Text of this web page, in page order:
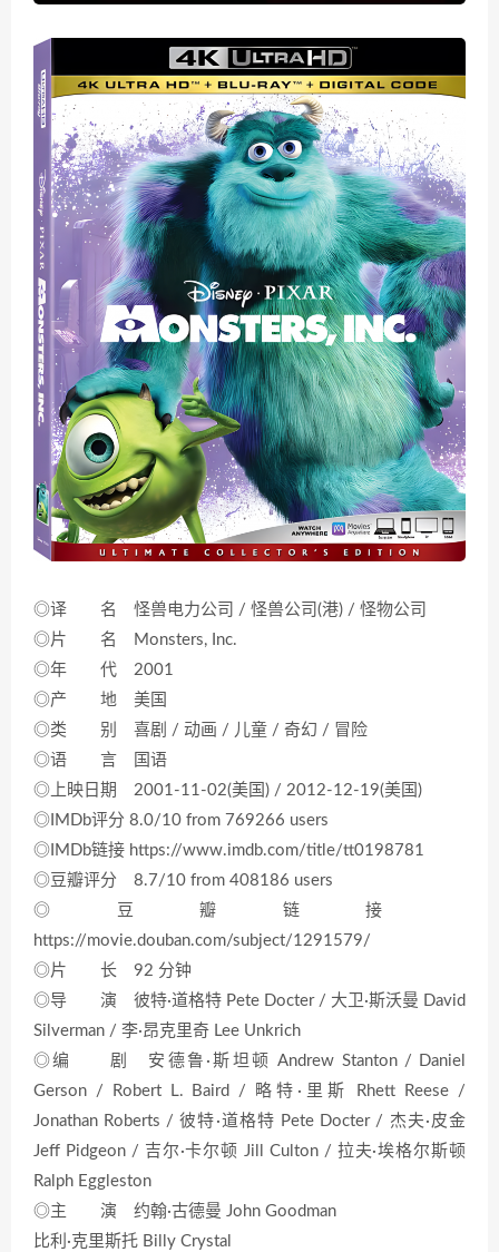
◎译 名 怪兽电力公司 / 怪兽公司(港) / 怪物公司
◎片 名 Monsters, Inc.
◎年 代 2001
◎产 地 美国
◎类 别 喜剧 / 动画 / 儿童 / 奇幻 / 冒险
◎语 言 国语
◎上映日期 2001-11-02(美国) / 2012-12-19(美国)
◎IMDb评分 8.0/10 from 769266 users
◎IMDb链接 https://www.imdb.com/title/tt0198781
◎豆瓣评分 8.7/10 from 408186 users
◎豆瓣链接
https://movie.douban.com/subject/1291579/
◎片 长 92 分钟
◎导 演 彼特·道格特 Pete Docter / 大卫·斯沃曼 David
Silverman / 李·昂克里奇 Lee Unkrich
◎编 剧 安德鲁·斯坦顿 Andrew Stanton / Daniel
Gerson / Robert L. Baird / 略特·里斯 Rhett Reese /
Jonathan Roberts / 彼特·道格特 Pete Docter / 杰夫·皮金
Jeff Pidgeon / 吉尔·卡尔顿 Jill Culton / 拉夫·埃格尔斯顿
Ralph Eggleston
◎主 演 约翰·古德曼 John Goodman
比利·克里斯托 Billy Crystal